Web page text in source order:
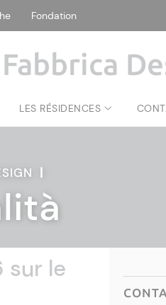
Fondation
Fabbrica
LES RÉSIDENCES
sur le